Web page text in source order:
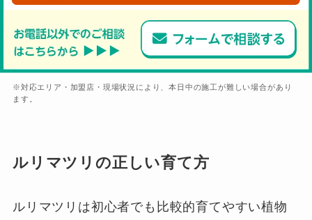
※対応エリア・加盟店・現場状況により、本日中の施工が難しい場合があり
ます。
ルリマツリの正しい育て方
ルリマツリは初心者でも比較的育てやすい植物